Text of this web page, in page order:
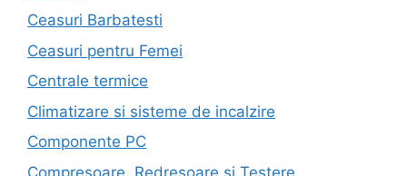
Ceasuri Barbatesti
Ceasuri pentru Femei
Centrale termice
Climatizare si sisteme de incalzire
Componente PC
Compresoare, Redresoare si Testere